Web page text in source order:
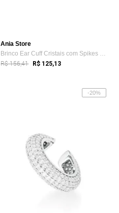
Ania Store
Brinco Ear Cuff Cristais com Spikes Semi...
R$ 156,41 R$ 125,13
-20%